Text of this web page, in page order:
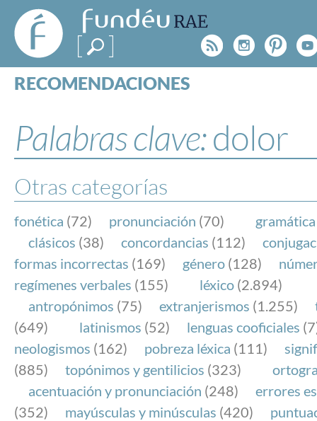
FundéuRAE
- Fundación
del Español
Urgente
Rss
RECOMENDACIONES
ESPECIALES
BLOG
NOTICIAS
SOBRE LA FUNDÉURAE
FundéuRAE es una fundación patrocinada por la
y la Real Academia Española, cuyo objetivo es
el buen uso del español en los medios de
Internet.
Palabras clave:dolor
Otras categorías
fonética (72) pronunciación (70) gramática
clásicos (38) concordancias (112)
formas incorrectas (169) género (128)
regímenes verbales (155) léxico (2.894)
antropónimos (75) extranjerismos (1.255)
(649)
latinismos (52) lenguas cooficiales
neologismos (162) pobreza léxica (111)
(885)
topónimos y gentilicios (323)
acentuación y pronunciación (248)
errores
(352)
mayúsculas y minúsculas (420)